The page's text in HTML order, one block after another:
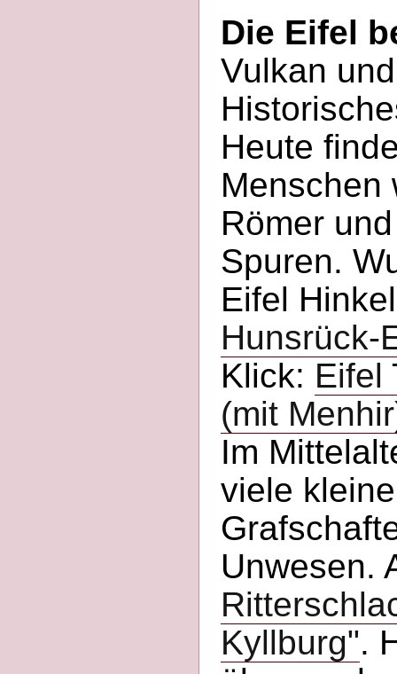
Die Eifel
Vulkan
Heute
Menschen
Römer
Spuren.
Eifel
Hunsrück-
Klick: Eifel
(mit
Im
viele
Unwesen.
Kyllburg".